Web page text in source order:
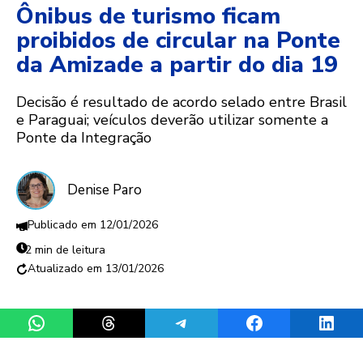
Ônibus de turismo ficam
proibidos de circular na Ponte
da Amizade a partir do dia 19
Decisão é resultado de acordo selado entre Brasil
e Paraguai; veículos deverão utilizar somente a
Ponte da Integração
Denise Paro
12/01/2026
2 min de leitura
13/01/2026
Share on WhatsAppShare on ThreadsShare on TelegramShare on Facebook